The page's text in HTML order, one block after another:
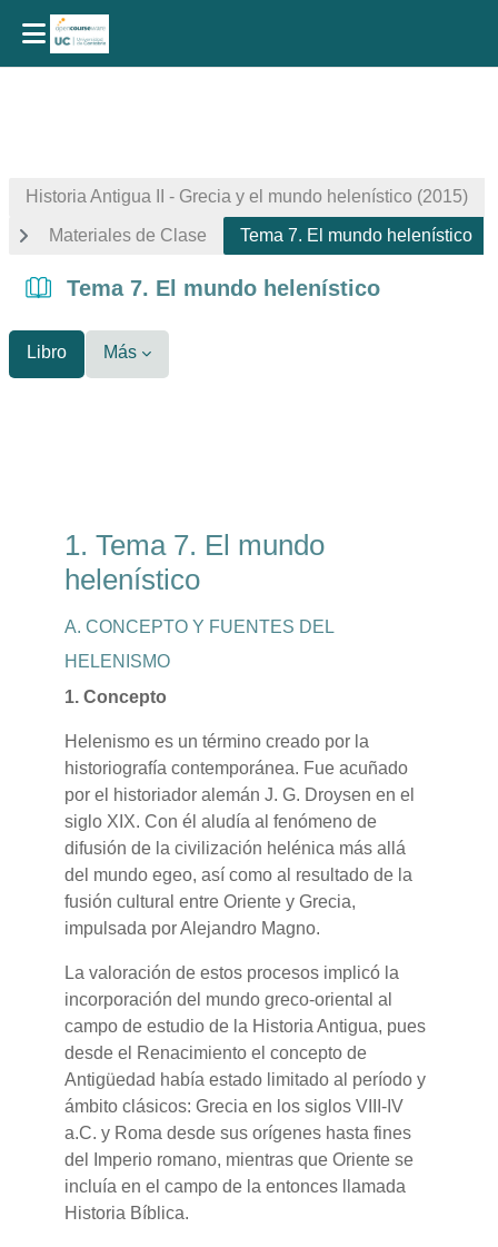
Historia Antigua II - Grecia y el mundo helenístico (2015)
Materiales de Clase Tema 7. El mundo helenístico
Tema 7. El mundo helenístico
Libro Más
1. Tema 7. El mundo
helenístico
A. CONCEPTO Y FUENTES DEL
HELENISMO
1. Concepto
Helenismo es un término creado por la
historiografía contemporánea. Fue acuñado
por el historiador alemán J. G. Droysen en el
siglo XIX. Con él aludía al fenómeno de
difusión de la civilización helénica más allá
del mundo egeo, así como al resultado de la
fusión cultural entre Oriente y Grecia,
impulsada por Alejandro Magno.
La valoración de estos procesos implicó la
incorporación del mundo greco-oriental al
campo de estudio de la Historia Antigua, pues
desde el Renacimiento el concepto de
Antigüedad había estado limitado al período y
ámbito clásicos: Grecia en los siglos VIII-IV
a.C. y Roma desde sus orígenes hasta fines
del Imperio romano, mientras que Oriente se
incluía en el campo de la entonces llamada
Historia Bíblica.